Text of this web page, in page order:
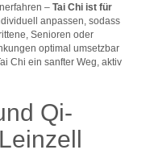
– Tai Chi ist für
anpassen, sodass
Senioren oder
optimal umsetzbar
Chi ein sanfter Weg, aktiv
Qi-